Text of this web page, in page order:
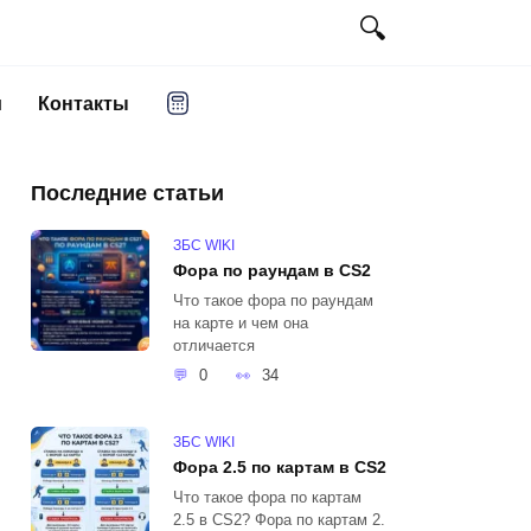
Контакты
Последние статьи
ЗБС WIKI
Фора по раундам в CS2
Что такое фора по раундам
на карте и чем она
отличается
0
34
ЗБС WIKI
Фора 2.5 по картам в CS2
Что такое фора по картам
2.5 в CS2? Фора по картам 2.